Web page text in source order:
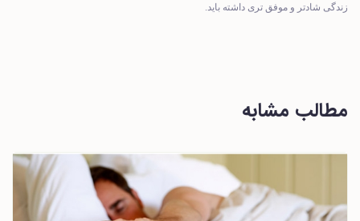
زندگی شادتر و موفق تری داشته باید.
مطالب مشابه